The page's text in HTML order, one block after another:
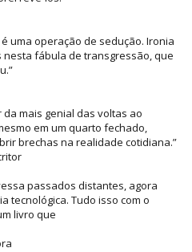
uma operação de sedução. Ironia
nesta fábula de transgressão, que
mais genial das voltas ao
em um quarto fechado,
brechas na realidade cotidiana.”
passados distantes, agora
tecnológica. Tudo isso com o
livro que